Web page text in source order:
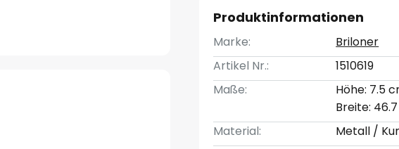
Produktinformationen
Marke:
Briloner
Artikel Nr.:
1510619
Maße:
Höhe: 7.5
Breite:
Material:
Metall /